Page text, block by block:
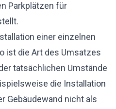
Parkplätzen für
einer einzelnen
ist die Art des Umsatzes
tatsächlichen Umstände
die Installation
Gebäudewand nicht als